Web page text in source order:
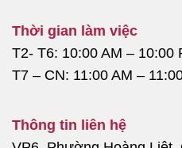
Thời gian làm việc
T2- T6: 10:00 AM – 10:00
T7 – CN: 11:00 AM –
Thông tin liên hệ